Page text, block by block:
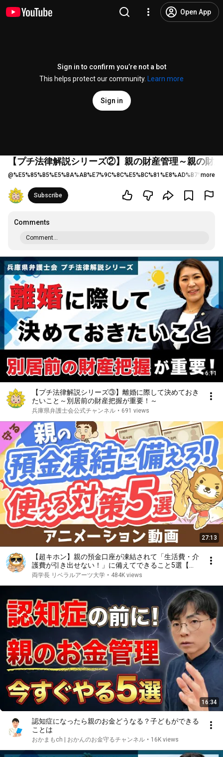
Open App
Sign in to confirm you’re not a bot
This helps protect our community.
Learn more
Sign in
【プチ法律解説シリーズ②】親の財産管理～親の財
@ more
Subscribe
Comments
Comment...
6:11
【プチ法律解説シリーズ③】離婚に際して決めておき
たいこと～別居前の財産把握が重要！～
兵庫県弁護士会公式チャンネル • 691 views
27:13
【超キホン】親の預金口座が凍結されて「生活費・介
護費が引き出せない！」に備えてできること5選【守
る編】：（アニメ動画）第368回
両学長 リベラルアーツ大学 • 484K views
16:34
認知症になったら親のお金どうなる？子どもができる
ことは
おかまもch | おかんのお金守るチャンネル • 16K views